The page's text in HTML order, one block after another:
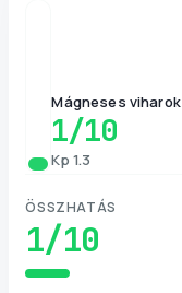
Mágneses viharok
1/10
Kp 1.3
ÖSSZHATÁS
1/10